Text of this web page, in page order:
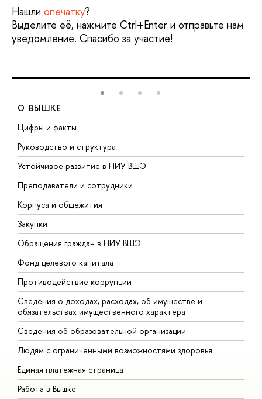
Нашли опечатку?
Выделите её, нажмите Ctrl+Enter и отправьте нам
уведомление. Спасибо за участие!
О ВЫШКЕ
Цифры и факты
Руководство и структура
Устойчивое развитие в НИУ ВШЭ
Преподаватели и сотрудники
Корпуса и общежития
Закупки
Обращения граждан в НИУ ВШЭ
Фонд целевого капитала
Противодействие коррупции
Сведения о доходах, расходах, об имуществе и
обязательствах имущественного характера
Сведения об образовательной организации
Людям с ограниченными возможностями здоровья
Единая платежная страница
Работа в Вышке